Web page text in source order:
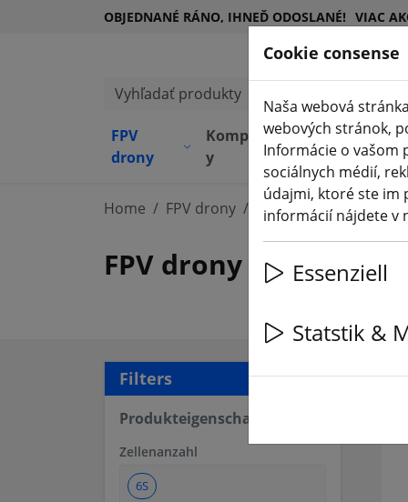
OBJEDNANÉ RÁNO, IHNEĎ ODOSLANÉ! VIAC
Vyhľadať produkty
FPV
drony(aktuelle Seite)
Komponent
y
Zariadeni
e
Home FPV drony RTF, BNF A PNP
FPV drony RTF, BNF a
Filters
Produkteigenschaften
Zellenanzahl
6S
Cookie consense
Naša webová
webových stránok,
Informácie o vašom
sociálnych médií,
údajmi, ktoré ste im
informácií nájdete v
Essenziell
Statstik &